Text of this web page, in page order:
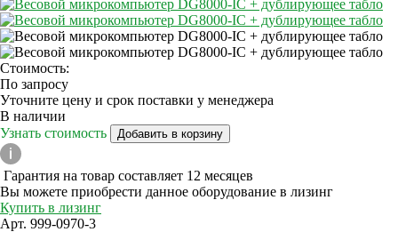
Стоимость:
По запросу
Уточните цену и срок поставки у менеджера
В наличии
Узнать стоимость
Добавить в корзину
Гарантия на товар составляет 12 месяцев
Вы можете приобрести данное оборудование в лизинг
Купить в лизинг
Арт. 999-0970-3